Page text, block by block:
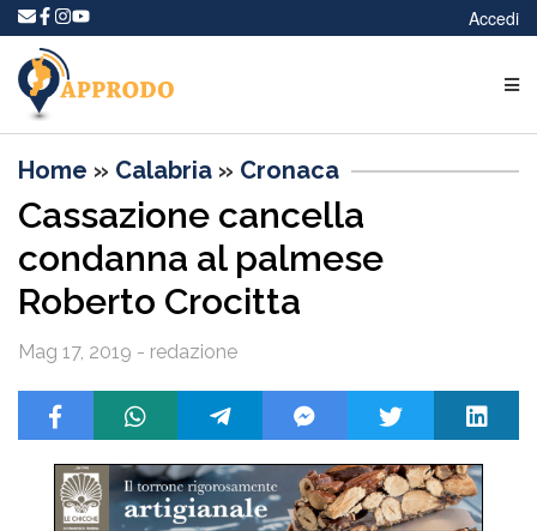
Accedi
Home » Calabria » Cronaca
Cassazione cancella
condanna al palmese
Roberto Crocitta
Mag 17, 2019 - redazione